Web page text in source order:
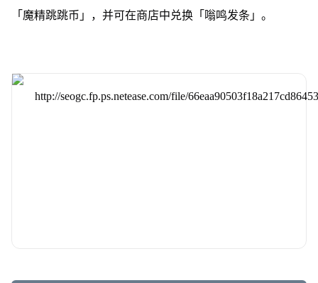
「魔精跳跳币」，并可在商店中兑换「嗡鸣发条」。